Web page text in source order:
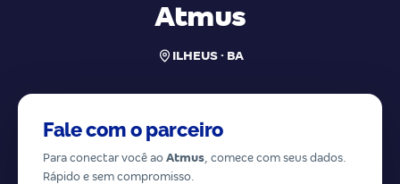
Atmus
ILHEUS · BA
Fale com o parceiro
Para conectar você ao Atmus, comece com seus dados.
Rápido e sem compromisso.